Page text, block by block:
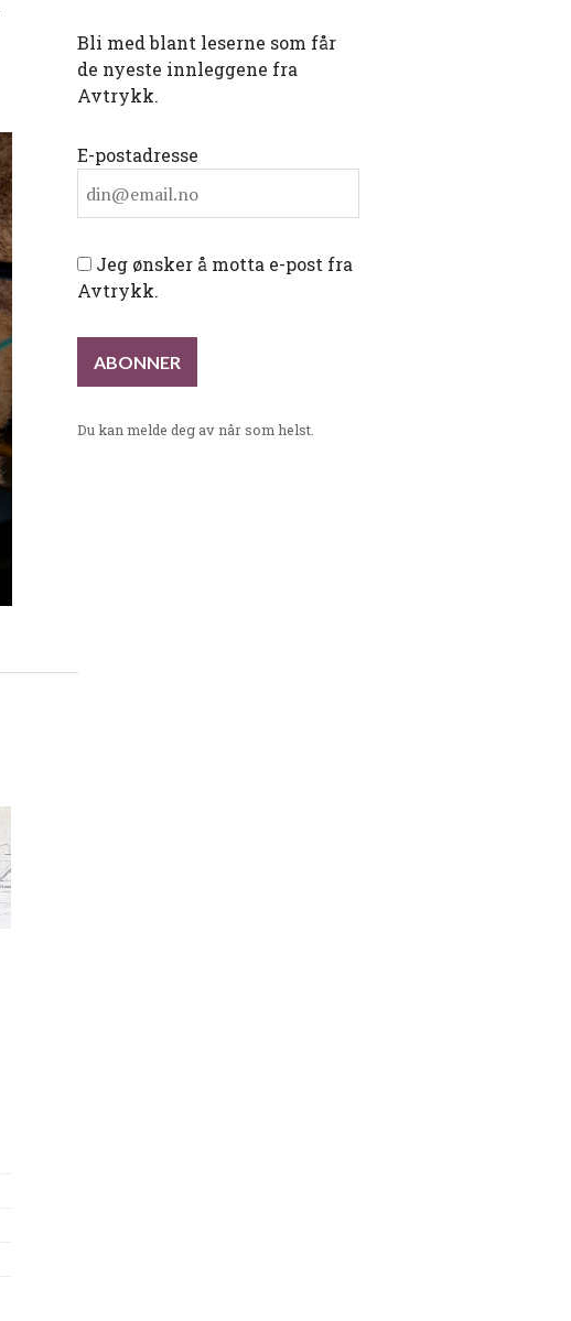
Bli med blant leserne som får
de nyeste innleggene fra
Avtrykk.
E-postadresse
Jeg ønsker å motta e-post fra
Avtrykk.
Du kan melde deg av når som helst.